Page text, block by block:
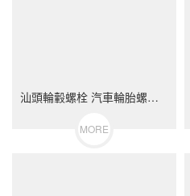
汕頭輪轂螺栓 汽車輪胎螺絲 不銹鋼（304/316）碳鋼 合金鋼
MORE